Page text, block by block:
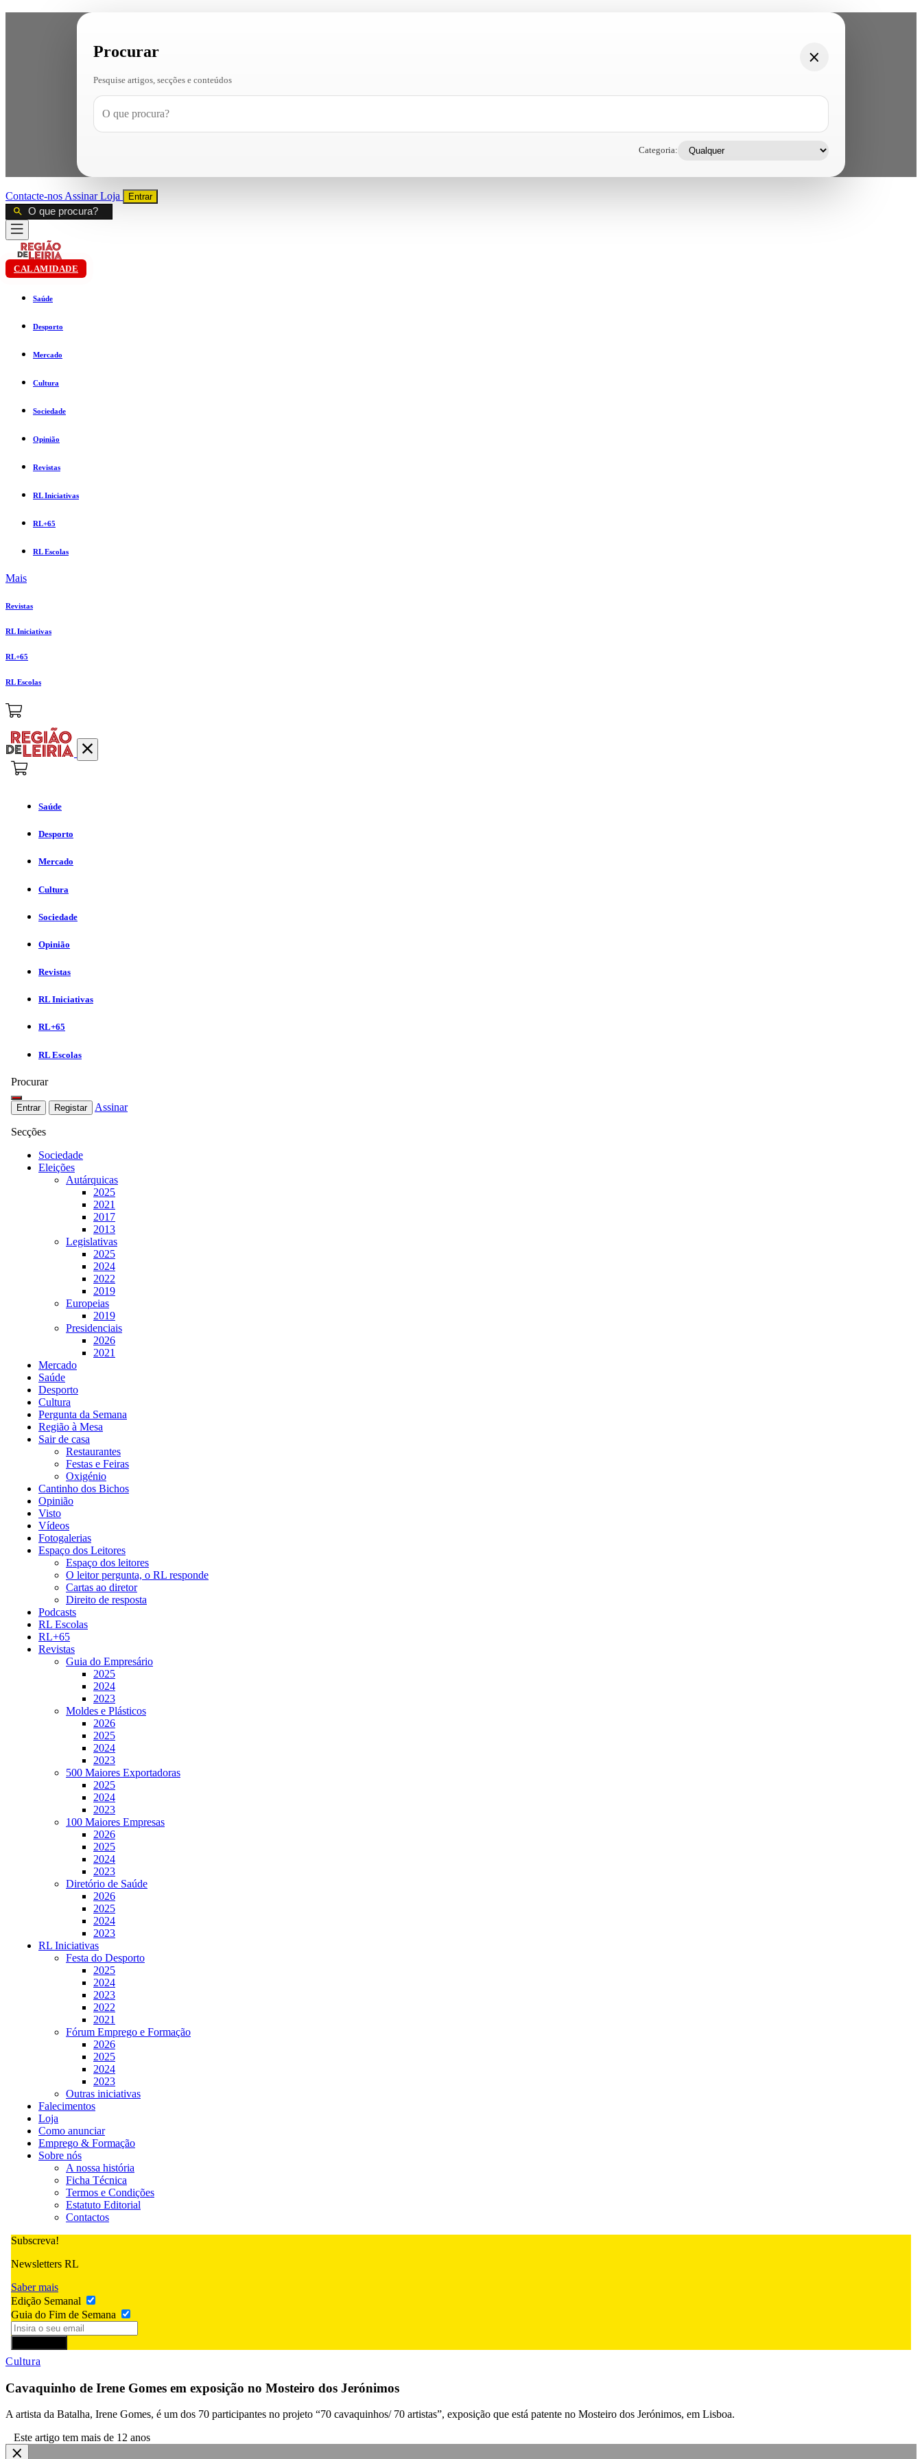
Procurar
Pesquise artigos, secções e conteúdos
Categoria:
Contacte-nos AssinarLoja Entrar
CALAMIDADE
Saúde
Desporto
Mercado
Cultura
Sociedade
Opinião
Revistas
RL Iniciativas
RL+65
RL Escolas
Mais
Revistas
RL Iniciativas
RL+65
RL Escolas
Saúde
Desporto
Mercado
Cultura
Sociedade
Opinião
Revistas
RL Iniciativas
RL+65
RL Escolas
Procurar
Entrar Registar Assinar
Secções
Sociedade
Eleições
Autárquicas
2025
2021
2017
2013
Legislativas
2025
2024
2022
2019
Europeias
2019
Presidenciais
2026
2021
Mercado
Saúde
Desporto
Cultura
Pergunta da Semana
Região à Mesa
Sair de casa
Restaurantes
Festas e Feiras
Oxigénio
Cantinho dos Bichos
Opinião
Visto
Vídeos
Fotogalerias
Espaço dos Leitores
Espaço dos leitores
O leitor pergunta, o RL responde
Cartas ao diretor
Direito de resposta
Podcasts
RL Escolas
RL+65
Revistas
Guia do Empresário
2025
2024
2023
Moldes e Plásticos
2026
2025
2024
2023
500 Maiores Exportadoras
2025
2024
2023
100 Maiores Empresas
2026
2025
2024
2023
Diretório de Saúde
2026
2025
2024
2023
RL Iniciativas
Festa do Desporto
2025
2024
2023
2022
2021
Fórum Emprego e Formação
2026
2025
2024
2023
Outras iniciativas
Falecimentos
Loja
Como anunciar
Emprego & Formação
Sobre nós
A nossa história
Ficha Técnica
Termos e Condições
Estatuto Editorial
Contactos
Subscreva!
Newsletters RL
Saber mais
Edição Semanal
Guia do Fim de Semana
Cultura
Cavaquinho de Irene Gomes em exposição no Mosteiro dos Jerónimos
A artista da Batalha, Irene Gomes, é um dos 70 participantes no projeto “70 cavaquinhos/ 70 artistas”, exposição que está patente no Mosteiro dos Jerónimos, em Lisboa.
Este artigo tem mais de 12 anos